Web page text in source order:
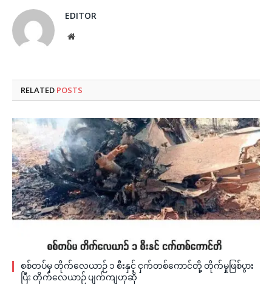
EDITOR
Website
RELATED POSTS
စစ်တပ်မှ တိုက်လေယာဉ် ၁ စီးနှင့် ငှက်တစ်ကောင်တို့ တိုက်မှုဖြစ်ပွား
ပြီး တိုက်လေယာဉ် ပျက်ကျဟုဆို